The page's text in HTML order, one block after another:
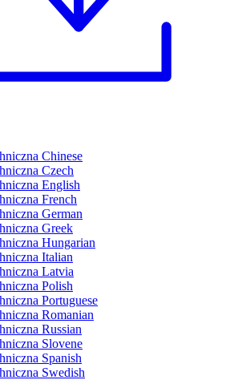
Chinese
Czech
English
French
German
Greek
Hungarian
Italian
Latvia
Polish
Portuguese
Romanian
Russian
Slovene
Spanish
Swedish